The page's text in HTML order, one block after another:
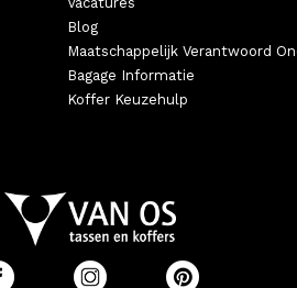
Blog
Maatschappelijk Verantwoord
Bagage Informatie
Koffer Keuzehulp